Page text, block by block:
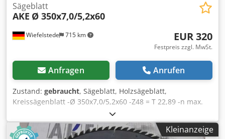
Wiefelstede 715 km
Sägeblatt
AKE Ø 350x7,0/5,2x60
EUR 320
Festpreis zzgl. MwSt.
Anfragen Anrufen
Zustand: gebraucht, Sägeblatt, Holzsägeblatt,
Kreissägenblatt -Ø 350x7,0/5,2x60 -Z48 = T 22,89 -n max.
5500 -UFN - bestückt x HW 2 Stück x HW 3 Stück Dcedpfxjb
Uhl Ue Ai Tek -Preis: pro Stück -Anzahl: 5x vorhanden -
Gewicht: 3,8 kg/Stück
Kleinanzeige